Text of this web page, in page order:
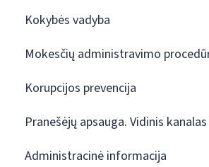
Kokybės vadyba
Mokesčių administravimo
Korupcijos prevencija
Pranešėjų apsauga. Vidinis kanalas
Administracinė informacija